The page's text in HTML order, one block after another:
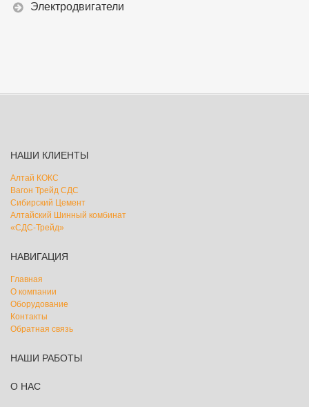
Электродвигатели
НАШИ КЛИЕНТЫ
Алтай КОКС
Вагон Трейд СДС
Сибирский Цемент
Алтайский Шинный комбинат
«СДС-Трейд»
НАВИГАЦИЯ
Главная
О компании
Оборудование
Контакты
Обратная связь
НАШИ РАБОТЫ
О НАС